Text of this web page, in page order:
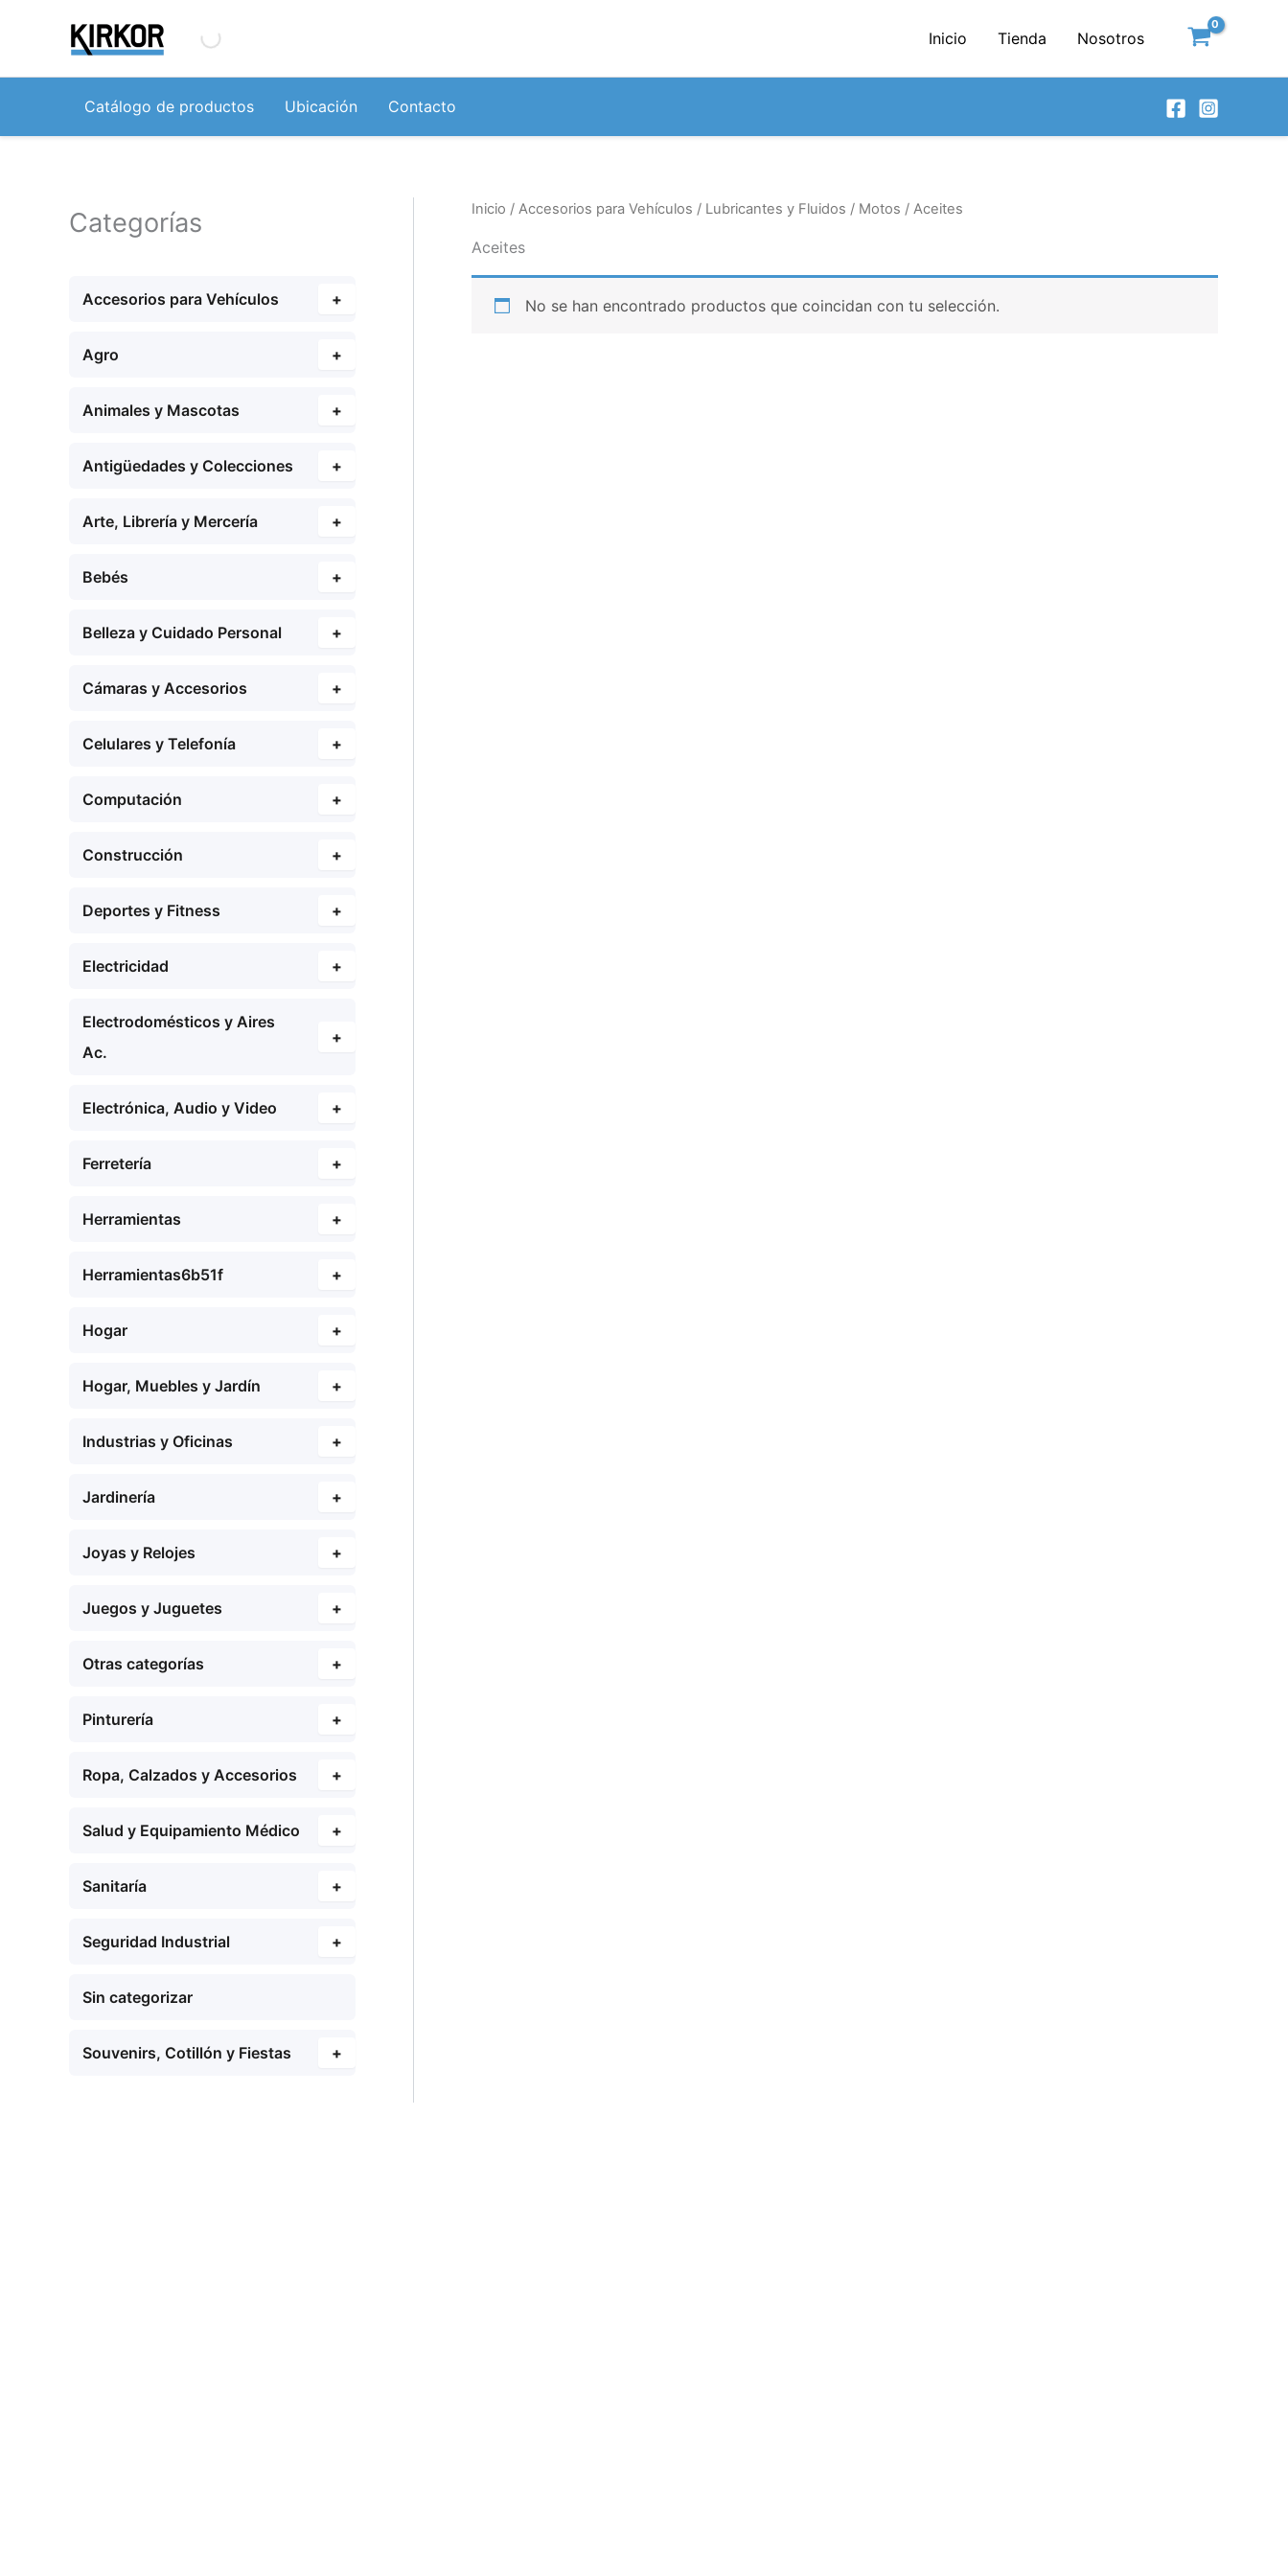
contenido
Inicio Tienda Nosotros
Catálogo de productos Ubicación Contacto
Categorías
Accesorios para Vehículos +
Agro +
Animales y Mascotas +
Antigüedades y Colecciones +
Arte, Librería y Mercería +
Bebés +
Belleza y Cuidado Personal +
Cámaras y Accesorios +
Celulares y Telefonía +
Computación +
Construcción +
Deportes y Fitness +
Electricidad +
Electrodomésticos y Aires
Ac.
+
Electrónica, Audio y Video +
Ferretería +
Herramientas +
Herramientas6b51f +
Hogar +
Hogar, Muebles y Jardín +
Industrias y Oficinas +
Jardinería +
Joyas y Relojes +
Juegos y Juguetes +
Otras categorías +
Pinturería +
Ropa, Calzados y Accesorios +
Salud y Equipamiento Médico +
Sanitaría +
Seguridad Industrial +
Sin categorizar
Souvenirs, Cotillón y Fiestas +
Inicio / Accesorios para Vehículos / Lubricantes y Fluidos / Motos / Aceites
Aceites
No se han encontrado productos que coincidan con tu selección.